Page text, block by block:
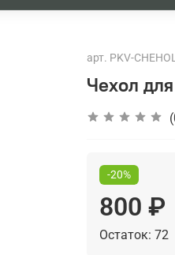
арт. PKV-
Чехол
-20%
800 ₽
Остаток: 72